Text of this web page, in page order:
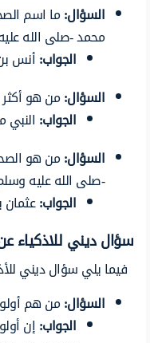
السؤال:ما اسم
محمد -صلى الله
الجواب:أنس
السؤال:من هو
الجواب:
السؤال:من هو
-صلى الله عليه
الجواب:
سؤال ديني للاذكياء
فيما يلي سؤال ديني
السؤال:من هم
الجواب:إن